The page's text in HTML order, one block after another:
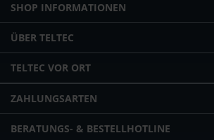
SHOP INFORMATIONEN
ÜBER TELTEC
TELTEC VOR ORT
ZAHLUNGSARTEN
BERATUNGS- & BESTELLHOTLINE